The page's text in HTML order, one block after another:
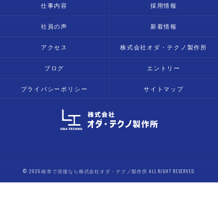
仕事内容 採用情報
社員の声 新着情報
アクセス 株式会社オダ・テクノ製作所
ブログ エントリー
プライバシーポリシー サイトマップ
© 2026 岐阜で溶接なら株式会社オダ・テクノ製作所 ALL RIGHT RESERVED.